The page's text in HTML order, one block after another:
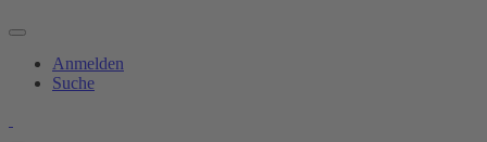
Anmelden
Suche